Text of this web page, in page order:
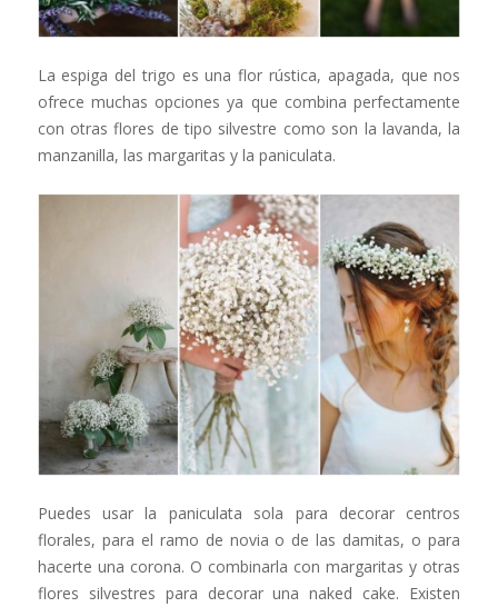
La espiga del trigo es una flor rústica, apagada, que nos
ofrece muchas opciones ya que combina perfectamente
con otras flores de tipo silvestre como son la lavanda, la
manzanilla, las margaritas y la paniculata.
Puedes usar la paniculata sola para decorar centros
florales, para el ramo de novia o de las damitas, o para
hacerte una corona. O combinarla con margaritas y otras
flores silvestres para decorar una naked cake. Existen